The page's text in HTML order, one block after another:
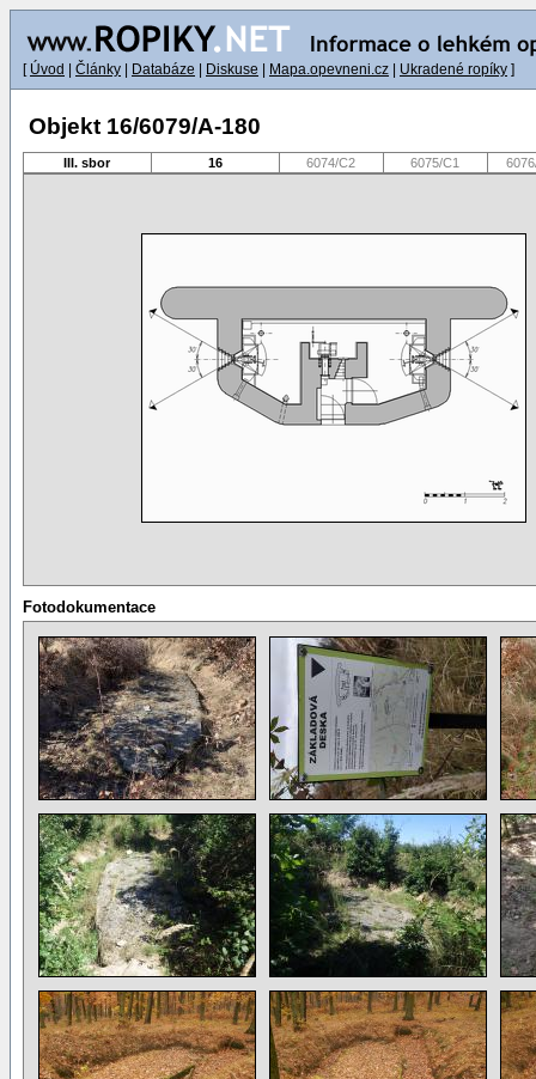
[ Úvod Články Databáze Diskuse Mapa.opevneni.cz Ukradené ropíky ]
Objekt 16/6079/A-180
III. sbor 16 6074/C2 6075/C1
Fotodokumentace